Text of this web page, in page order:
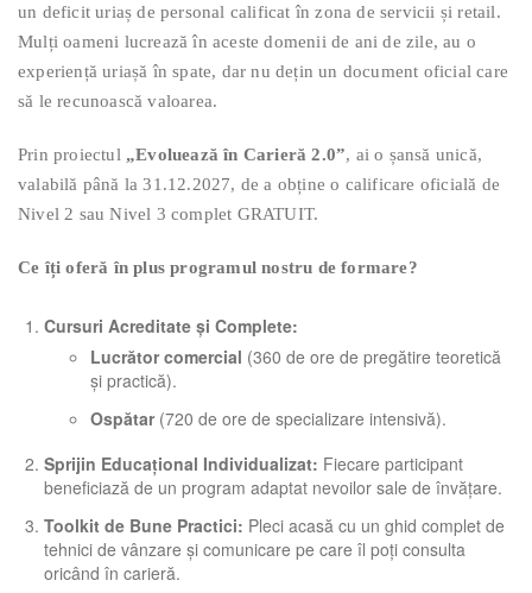
un deficit uriaș de personal calificat în zona de servicii și retail.
Mulți oameni lucrează în aceste domenii de ani de zile, au o
experiență uriașă în spate, dar nu dețin un document oficial care
să le recunoască valoarea.
Prin proiectul „Evoluează în Carieră 2.0”, ai o șansă unică,
valabilă până la 31.12.2027, de a obține o calificare oficială de
Nivel 2 sau Nivel 3 complet GRATUIT.
Ce îți oferă în plus programul nostru de formare?
Cursuri Acreditate și Complete:
Lucrător comercial (360 de ore de pregătire teoretică
și practică).
Ospătar(720 de ore de specializare intensivă).
Sprijin Educațional Individualizat: Fiecare participant
beneficiază de un program adaptat nevoilor sale de învățare.
Toolkit de Bune Practici: Pleci acasă cu un ghid complet de
tehnici de vânzare și comunicare pe care îl poți consulta
oricând în carieră.